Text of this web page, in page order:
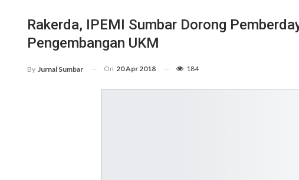
Rakerda, IPEMI Sumbar Dorong
Pengembangan UKM
By Jurnal Sumbar On 20 Apr 2018 184